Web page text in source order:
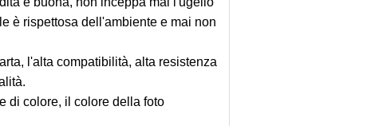
è rispettosa dell'ambiente e mai non
l'alta compatibilità, alta resistenza
di colore, il colore della foto